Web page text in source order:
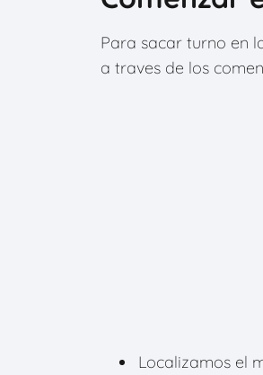
Para sacar turno en
a traves de los
Localizamos el